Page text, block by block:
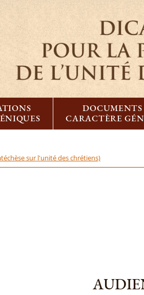
DOCUMENTS
CARACTÈRE
sur l'unité des chrétiens)